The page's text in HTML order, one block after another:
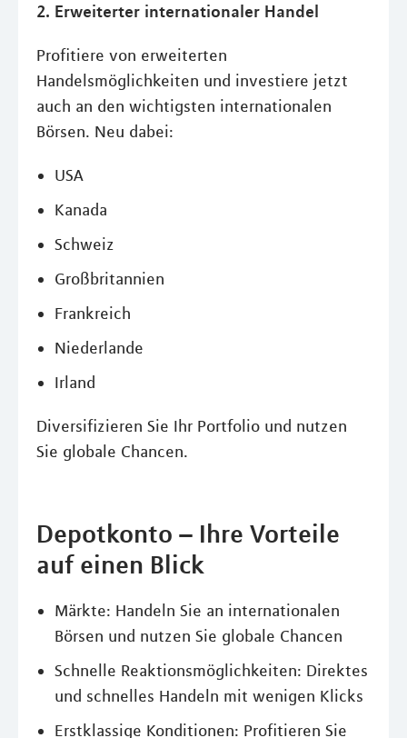
2. Erweiterter internationaler Handel
Profitiere von erweiterten
Handelsmöglichkeiten und investiere jetzt
auch an den wichtigsten internationalen
Börsen. Neu dabei:
USA
Kanada
Schweiz
Großbritannien
Frankreich
Niederlande
Irland
Diversifizieren Sie Ihr Portfolio und nutzen
Sie globale Chancen.
Depotkonto – Ihre Vorteile
auf einen Blick
Märkte: Handeln Sie an internationalen
Börsen und nutzen Sie globale Chancen
Schnelle Reaktionsmöglichkeiten: Direktes
und schnelles Handeln mit wenigen Klicks
Erstklassige Konditionen: Profitieren Sie